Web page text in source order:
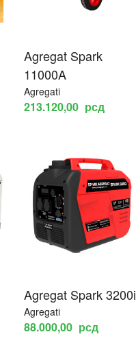
Agregat Spark
11000A
Agregati
213.120,00 рсд
Agregat Spark 3200i
Agregati
88.000,00 рсд